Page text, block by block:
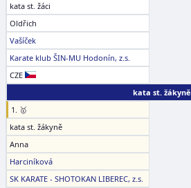
kata st. žáci
Oldřich
Vašíček
Karate klub ŠIN-MU Hodonín, z.s.
CZE
kata st. žákyně
1. 🥇
kata st. žákyně
Anna
Harciníková
SK KARATE - SHOTOKAN LIBEREC, z.s.